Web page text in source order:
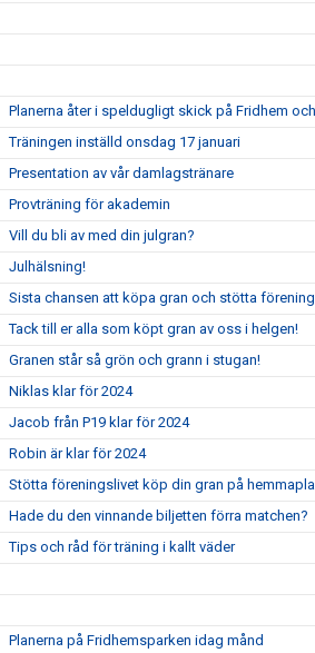
Planerna åter i speldugligt skick på Fridhem
Träningen inställd onsdag 17 januari
Presentation av vår damlagstränare
Provträning för akademin
Vill du bli av med din julgran?
Julhälsning!
Sista chansen att köpa gran och stötta
Tack till er alla som köpt gran av oss i helgen!
Granen står så grön och grann i stugan!
Niklas klar för 2024
Jacob från P19 klar för 2024
Robin är klar för 2024
Stötta föreningslivet köp din gran på
Hade du den vinnande biljetten förra matchen?
Tips och råd för träning i kallt väder
Planerna på Fridhemsparken idag månd